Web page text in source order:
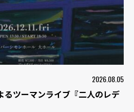
2026.08.05
るツーマンライブ『二人のレデ